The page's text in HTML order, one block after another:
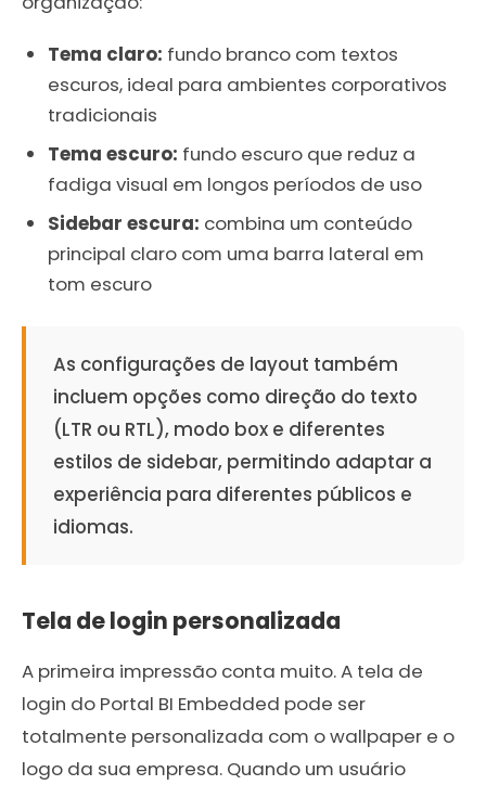
Tema claro: fundo branco com textos
escuros, ideal para ambientes corporativos
tradicionais
Tema escuro: fundo escuro que reduz a
fadiga visual em longos períodos de uso
Sidebar escura: combina um conteúdo
principal claro com uma barra lateral em
tom escuro
As configurações de layout também
incluem opções como direção do texto
(LTR ou RTL), modo box e diferentes
estilos de sidebar, permitindo adaptar a
experiência para diferentes públicos e
idiomas.
Tela de login personalizada
A primeira impressão conta muito. A tela de
login do Portal BI Embedded pode ser
totalmente personalizada com o wallpaper e o
logo da sua empresa. Quando um usuário